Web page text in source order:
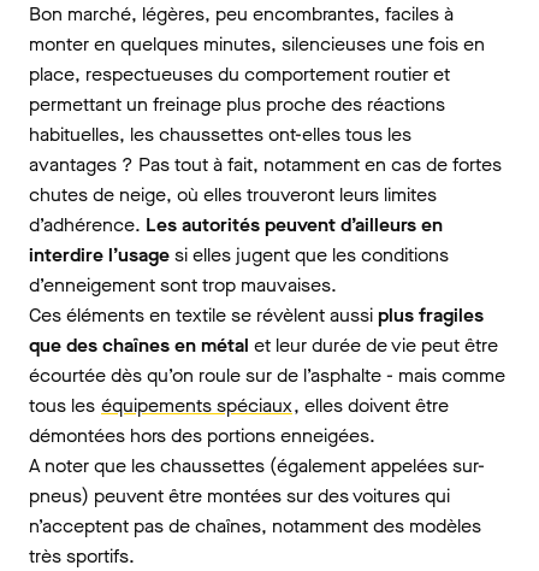
Bon marché, légères, peu encombrantes, faciles à
monter en quelques minutes, silencieuses une fois en
place, respectueuses du comportement routier et
permettant un freinage plus proche des réactions
habituelles, les chaussettes ont-elles tous les
avantages ? Pas tout à fait, notamment en cas de fortes
chutes de neige, où elles trouveront leurs limites
d’adhérence. Les autorités peuvent d’ailleurs en
interdire l’usagesi elles jugent que les conditions
d’enneigement sont trop mauvaises.
Ces éléments en textile se révèlent aussiplus fragiles
que des chaînes en métal et leur durée de vie peut être
écourtée dès qu’on roule sur de l’asphalte - mais comme
tous les équipements spéciaux, elles doivent être
démontées hors des portions enneigées.
A noter que les chaussettes (également appelées sur-
pneus) peuvent être montées sur des voitures qui
n’acceptent pas de chaînes, notamment des modèles
très sportifs.